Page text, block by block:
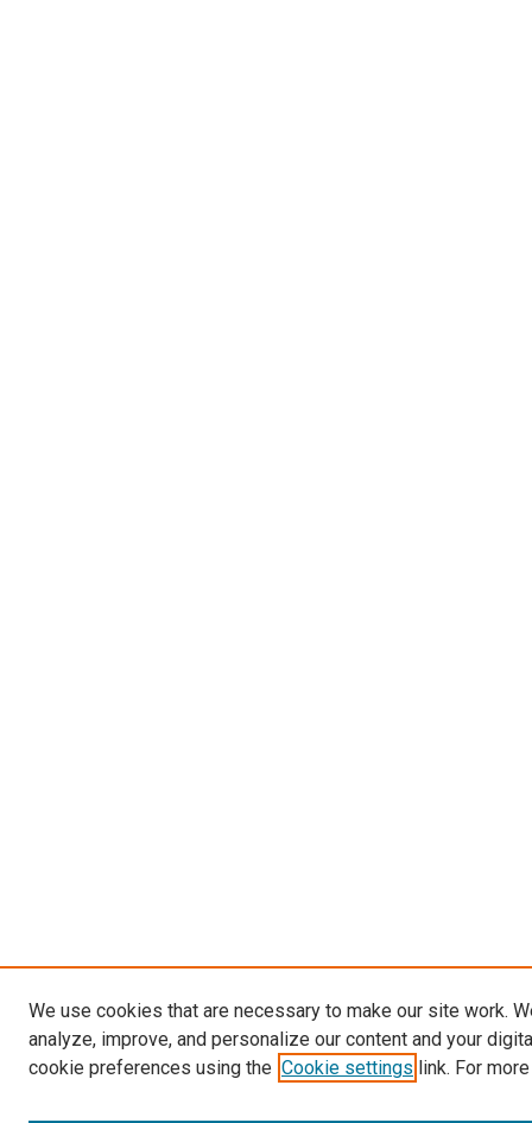
We use cookies that are necessary to make our site work.
analyze, improve, and personalize our content and your
cookie preferences using the Cookie settings link. For